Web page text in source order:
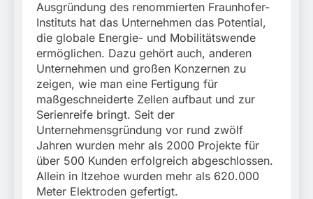
Ausgründung des renommierten Fraunhofer-
Instituts hat das Unternehmen das Potential,
die globale Energie- und Mobilitätswende
ermöglichen. Dazu gehört auch, anderen
Unternehmen und großen Konzernen zu
zeigen, wie man eine Fertigung für
maßgeschneiderte Zellen aufbaut und zur
Serienreife bringt. Seit der
Unternehmensgründung vor rund zwölf
Jahren wurden mehr als 2000 Projekte für
über 500 Kunden erfolgreich abgeschlossen.
Allein in Itzehoe wurden mehr als 620.000
Meter Elektroden gefertigt.